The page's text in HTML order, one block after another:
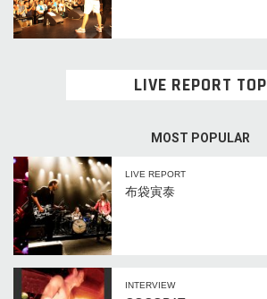
LIVE REPORT TOP
MOST POPULAR
LIVE REPORT
布袋寅泰
INTERVIEW